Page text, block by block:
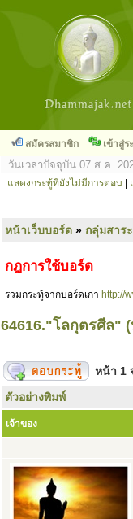
สมัครสมาชิก เข้าสู่ร
วันเวลาปัจจุบัน 07 ส.ค.
แสดงกระทู้ที่ยังไม่มีการตอบ
หน้าเว็บบอร์ด » กลุ่มสาร
กฎการใช้บอร์ด
รวมกระทู้จากบอร์ดเก่า http://
64616."โลกุตรศีล"
หน้า 1
ตัวอย่างพิมพ์
เจ้าของ